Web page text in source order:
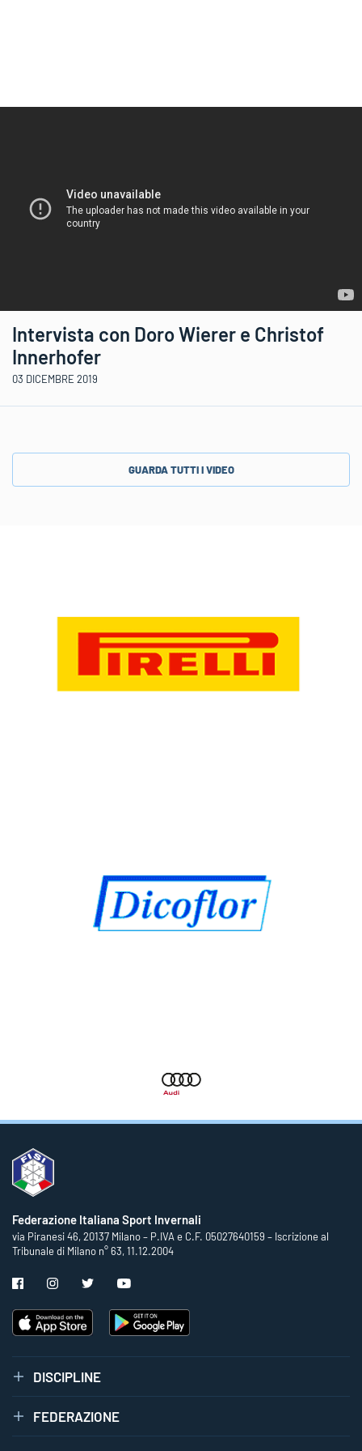
Intervista con Doro Wierer e Christof
Innerhofer
03 DICEMBRE 2019
GUARDA TUTTI I VIDEO
Federazione Italiana Sport Invernali
via Piranesi 46, 20137 Milano – P.IVA e C.F. 05027640159 – Iscrizione al
Tribunale di Milano n° 63, 11.12.2004
DISCIPLINE
FEDERAZIONE